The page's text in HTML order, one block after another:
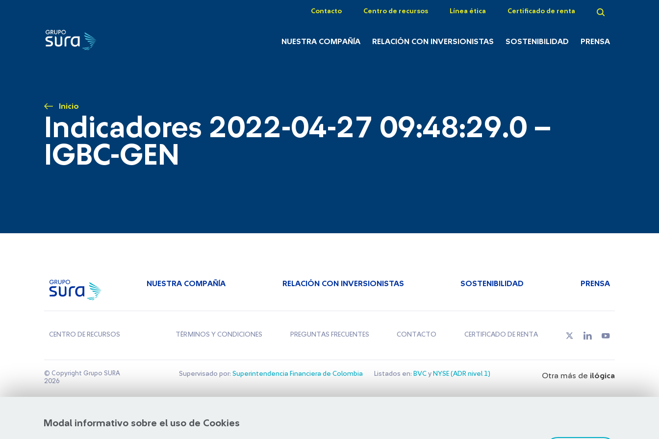
Contacto Centro de recursos Línea ética Certificado de renta
NUESTRA COMPAÑÍA RELACIÓN CON INVERSIONISTAS SOSTENIBILIDAD PRENSA
Inicio
Indicadores 2022-04-27 09:48:29.0 –
IGBC-GEN
Modal informativo sobre el uso de Cookies
NUESTRA COMPAÑÍA RELACIÓN CON INVERSIONISTAS SOSTENIBILIDAD PRENSA
CENTRO DE RECURSOS TÉRMINOS Y CONDICIONES PREGUNTAS FRECUENTES CONTACTO CERTIFICADO DE RENTA
© Copyright Grupo SURA
2026
Supervisado por: Superintendencia Financiera de Colombia Listados en: BVCy NYSE (ADR nivel 1) Otra más de ilógica